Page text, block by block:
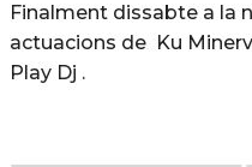
Finalment dissabte a la
actuacions de Ku
Play Dj .